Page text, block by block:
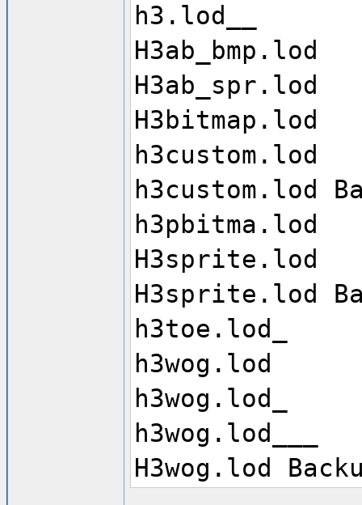
h3.lod__
H3ab_bmp.lod
H3ab_spr.lod
H3bitmap.lod
h3custom.lod
h3custom.lod
h3pbitma.lod
H3sprite.lod
H3sprite.lod
h3toe.lod_
h3wog.lod
h3wog.lod_
h3wog.lod___
H3wog.lod